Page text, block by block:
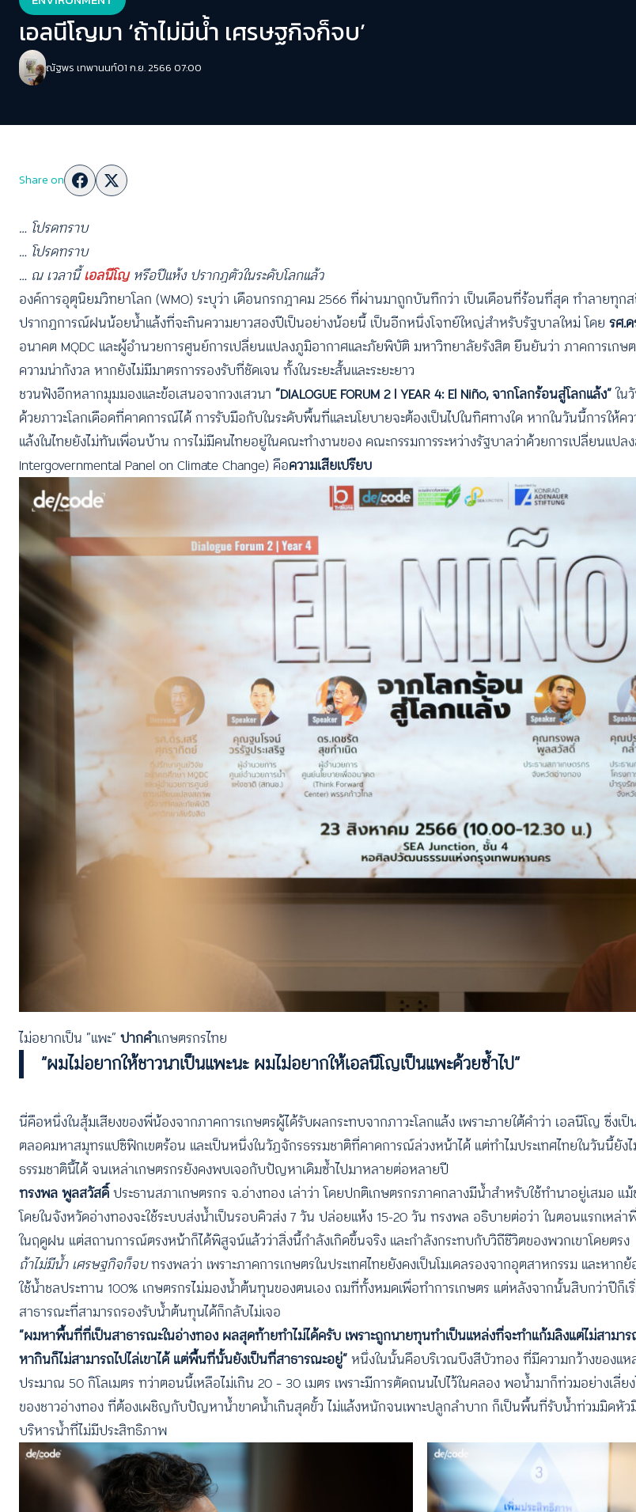
เอลนีโญมา ‘ถ้าไม่มีน้ำ เศรษฐกิจก็จบ’
ณัฐพร เทพานนท์01 ก.ย. 2566 07:00
Share on
… โปรดทราบ
… โปรดทราบ
… ณ เวลานี้เอลนีโญหรือปีแห้ง ปรากฏตัวในระดับโลกแล้ว
องค์การอุตุนิยมวิทยาโลก (WMO) ระบุว่า เดือนกรกฎาคม 2566 ที่ผ่านมาถูกบันทึกว่า เป็นเดือนที่ร้อนที่สุด ทำลายทุก
ปรากฏการณ์ฝนน้อยน้ำแล้งที่จะกินความยาวสองปีเป็นอย่างน้อยนี้ เป็นอีกหนึ่งโจทย์ใหญ่สำหรับรัฐบาลใหม่ โดย รศ.
อนาคต MQDC และผู้อำนวยการศูนย์การเปลี่ยนแปลงภูมิอากาศและภัยพิบัติ มหาวิทยาลัยรังสิต ยืนยันว่า ภาคการเกษ
ความน่ากังวล หากยังไม่มีมาตรการรองรับที่ชัดเจน ทั้งในระยะสั้นและระยะยาว
ชวนฟังอีกหลากมุมมองและข้อเสนอจากวงเสวนา “DIALOGUE FORUM 2 l YEAR 4: El Niño, จากโลกร้อนสู่โลกแล้ง”ใน
ด้วยภาวะโลกเดือดที่คาดการณ์ได้ การรับมือกับในระดับพื้นที่และนโยบายจะต้องเป็นไปในทิศทางใด หากในวันนี้การให้ค
แล้งในไทยยังไม่ทันเพื่อนบ้าน การไม่มีคนไทยอยู่ในคณะทำงานของ คณะกรรมการระหว่างรัฐบาลว่าด้วยการเปลี่ยนแปล
Intergovernmental Panel on Climate Change) คือความเสียเปรียบ
ไม่อยากเป็น “แพะ” ปากคำเกษตรกรไทย
“ผมไม่อยากให้ชาวนาเป็นแพะนะ ผมไม่อยากให้เอลนีโญเป็นแพะด้วยซ้ำไป”
นี่คือหนึ่งในสุ้มเสียงของพี่น้องจากภาคการเกษตรผู้ได้รับผลกระทบจากภาวะโลกแล้ง เพราะภายใต้คำว่า เอลนีโญ ซึ่ง
ตลอดมหาสมุทรแปซิฟิกเขตร้อน และเป็นหนึ่งในวัฏจักรธรรมชาติที่คาดการณ์ล่วงหน้าได้ แต่ทำไมประเทศไทยในวันนี้ยั
ธรรมชาตินี้ได้ จนเหล่าเกษตรกรยังคงพบเจอกับปัญหาเดิมซ้ำไปมาหลายต่อหลายปี
ทรงพล พูลสวัสดิ์ประธานสภาเกษตรกร จ.อ่างทอง เล่าว่า โดยปกติเกษตรกรภาคกลางมีน้ำสำหรับใช้ทำนาอยู่เสมอ แ
โดยในจังหวัดอ่างทองจะใช้ระบบส่งน้ำเป็นรอบคิวส่ง 7 วัน ปล่อยแห้ง 15-20 วัน ทรงพล อธิบายต่อว่า ในตอนแรกเหล่า
ในฤดูฝน แต่สถานการณ์ตรงหน้าก็ได้พิสูจน์แล้วว่าสิ่งนี้กำลังเกิดขึ้นจริง และกำลังกระทบกับวิถีชีวิตของพวกเขาโดยตรง
ถ้าไม่มีน้ำ เศรษฐกิจก็จบทรงพลว่า เพราะภาคการเกษตรในประเทศไทยยังคงเป็นโมเดลรองจากอุตสาหกรรม และหา
ใช้น้ำชลประทาน 100% เกษตรกรไม่มองน้ำต้นทุนของตนเอง ถมที่ทั้งหมดเพื่อทำการเกษตร แต่หลังจากนั้นสิบกว่าปีก็
สาธารณะที่สามารถรองรับน้ำต้นทุนได้ก็กลับไม่เจอ
“ผมหาพื้นที่ที่เป็นสาธารณะในอ่างทอง ผลสุดท้ายทำไม่ได้ครับ เพราะถูกนายทุนทำเป็นแหล่งที่จะทำแก้มลิงแต่ไม่สามาร
หากินก็ไม่สามารถไปไล่เขาได้ แต่พื้นที่นั้นยังเป็นที่สาธารณะอยู่”หนึ่งในนั้นคือบริเวณบึงสีบัวทอง ที่มีความกว้างของแห
ประมาณ 50 กิโลเมตร ทว่าตอนนี้เหลือไม่เกิน 20 – 30 เมตร เพราะมีการตัดถนนไปไว้ในคลอง พอน้ำมาก็ท่วมอย่างเลี่ย
ของชาวอ่างทอง ที่ต้องเผชิญกับปัญหาน้ำขาดน้ำเกินสุดขั้ว ไม่แล้งหนักจนเพาะปลูกลำบาก ก็เป็นพื้นที่รับน้ำท่วมมิดหัว
บริหารน้ำที่ไม่มีประสิทธิภาพ